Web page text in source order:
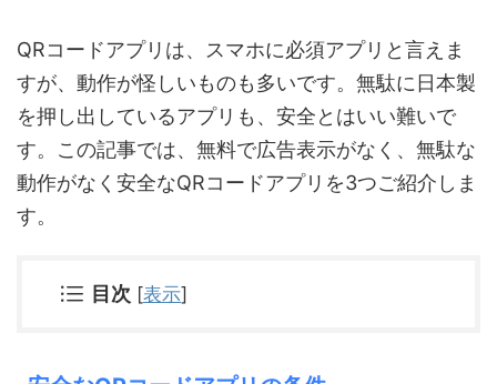
QRコードアプリは、スマホに必須アプリと言えま
すが、動作が怪しいものも多いです。無駄に日本製
を押し出しているアプリも、安全とはいい難いで
す。この記事では、無料で広告表示がなく、無駄な
動作がなく安全なQRコードアプリを3つご紹介しま
す。
目次 [表示]